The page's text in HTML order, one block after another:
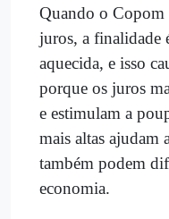
Quando o Copom
juros, a finalidade
aquecida, e isso
porque os juros
e estimulam a
mais altas ajudam
também podem
economia.